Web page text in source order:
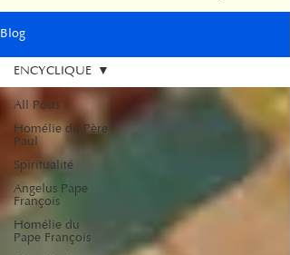
Blog
All Posts
Homélie du Père
Paul
Spiritualité
Angelus Pape
François
Homélie du
Pape François
ENCYCLIQUE